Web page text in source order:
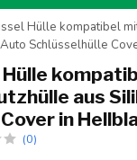
Hülle kompatibel
Schlüsselhülle
aus
in
(0)